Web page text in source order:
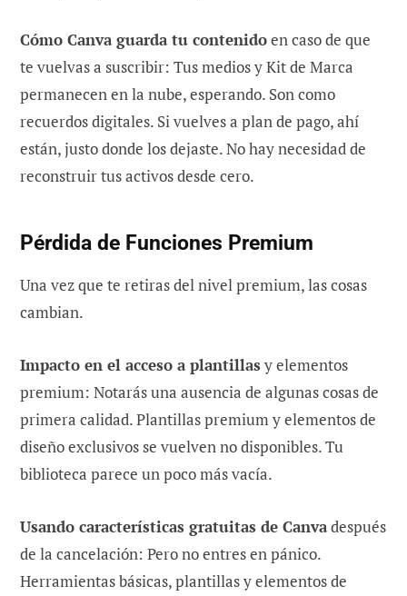
Cómo Canva guarda tu contenidoen caso de que
te vuelvas a suscribir: Tus medios y Kit de Marca
permanecen en la nube, esperando. Son como
recuerdos digitales. Si vuelves a plan de pago, ahí
están, justo donde los dejaste. No hay necesidad de
reconstruir tus activos desde cero.
Pérdida de Funciones Premium
Una vez que te retiras del nivel premium, las cosas
cambian.
Impacto en el acceso a plantillas y elementos
premium: Notarás una ausencia de algunas cosas de
primera calidad. Plantillas premium y elementos de
diseño exclusivos se vuelven no disponibles. Tu
biblioteca parece un poco más vacía.
Usando características gratuitas de Canvadespués
de la cancelación: Pero no entres en pánico.
Herramientas básicas, plantillas y elementos de